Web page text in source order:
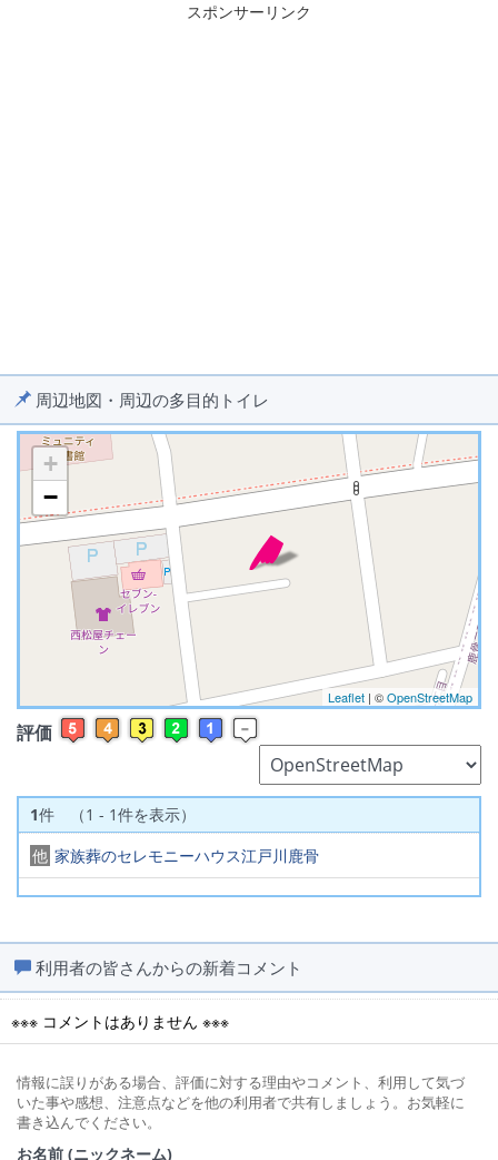
スポンサーリンク
周辺地図・周辺の多目的トイレ
※ マップを検索、表示中です ※
+
−
Leaflet | ©OpenStreetMap
評価
1件 （1 - 1件を表示）
他 家族葬のセレモニーハウス江戸川鹿骨
利用者の皆さんからの新着コメント
※※※ コメントはありません ※※※
情報に誤りがある場合、評価に対する理由やコメント、利用して気づ
いた事や感想、注意点などを他の利用者で共有しましょう。お気軽に
書き込んでください。
お名前 (ニックネーム)